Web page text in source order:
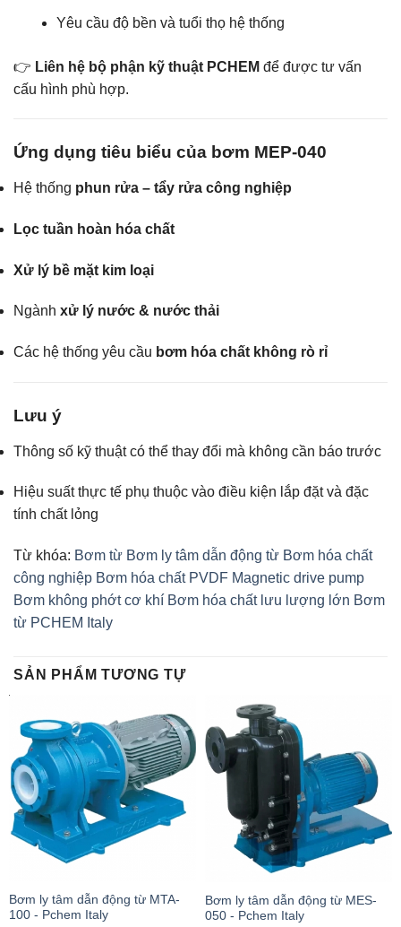
Yêu cầu độ bền và tuổi thọ hệ thống
👉 Liên hệ bộ phận kỹ thuật PCHEM để được tư vấn
cấu hình phù hợp.
Ứng dụng tiêu biểu của bơm MEP-040
Hệ thống phun rửa – tẩy rửa công nghiệp
Lọc tuần hoàn hóa chất
Xử lý bề mặt kim loại
Ngành xử lý nước & nước thải
Các hệ thống yêu cầu bơm hóa chất không rò rỉ
Lưu ý
Thông số kỹ thuật có thể thay đổi mà không cần báo trước
Hiệu suất thực tế phụ thuộc vào điều kiện lắp đặt và đặc
tính chất lỏng
Từ khóa: Bơm từ Bơm ly tâm dẫn động từ Bơm hóa chất
công nghiệp Bơm hóa chất PVDF Magnetic drive pump
Bơm không phớt cơ khí Bơm hóa chất lưu lượng lớn Bơm
từ PCHEM Italy
SẢN PHẨM TƯƠNG TỰ
Bơm ly tâm dẫn động từ MTA-
100 - Pchem Italy
Bơm ly tâm dẫn động từ MES-
050 - Pchem Italy